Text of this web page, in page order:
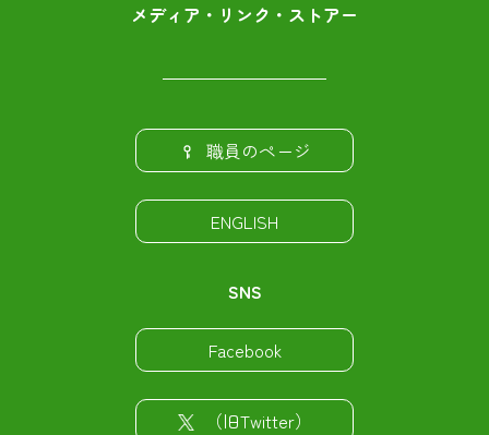
メディア・リンク・ストアー
職員のページ
ENGLISH
SNS
Facebook
（旧Twitter）